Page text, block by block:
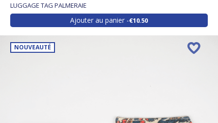
LUGGAGE TAG PALMERAIE
Ajouter au panier €10.50
NOUVEAUTÉ